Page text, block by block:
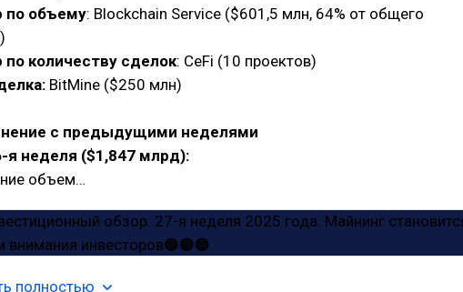
по объему: Blockchain Service ($601,5 млн, 64% от общего
количеству сделок: CeFi (10 проектов)
BitMine ($250 млн)
с предыдущими неделями
я неделя ($1,847 млрд):
объем…
полностью